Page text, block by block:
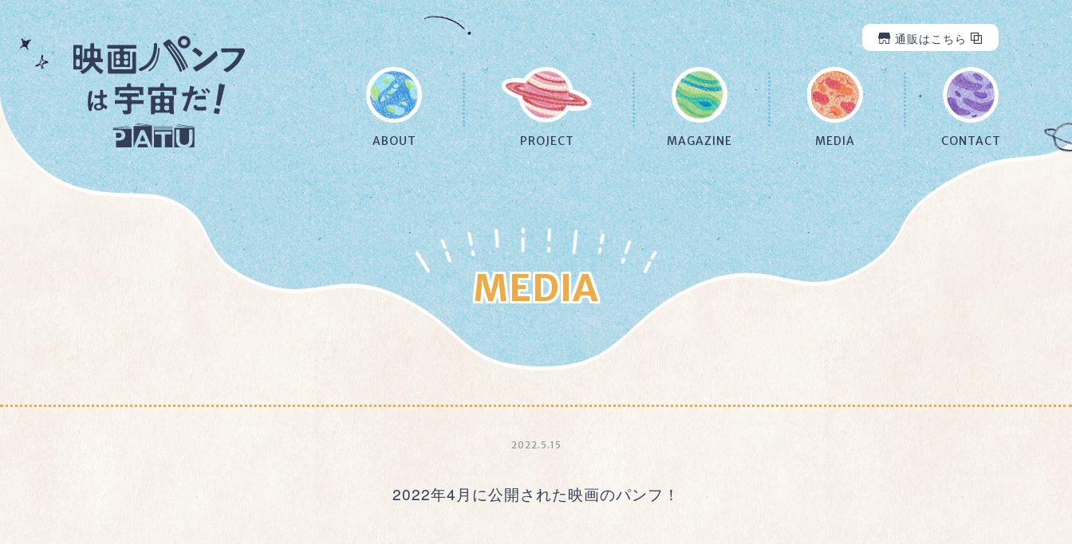
通販はこちら
ABOUT PROJECT MAGAZINE MEDIA CONTACT
MEDIA
2022.5.15
2022年4月に公開された映画のパンフ！